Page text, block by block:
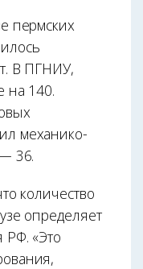
пермских
В ПГНИУ,
на 140.
механико-
36.
количество
определяет
РФ. «Это